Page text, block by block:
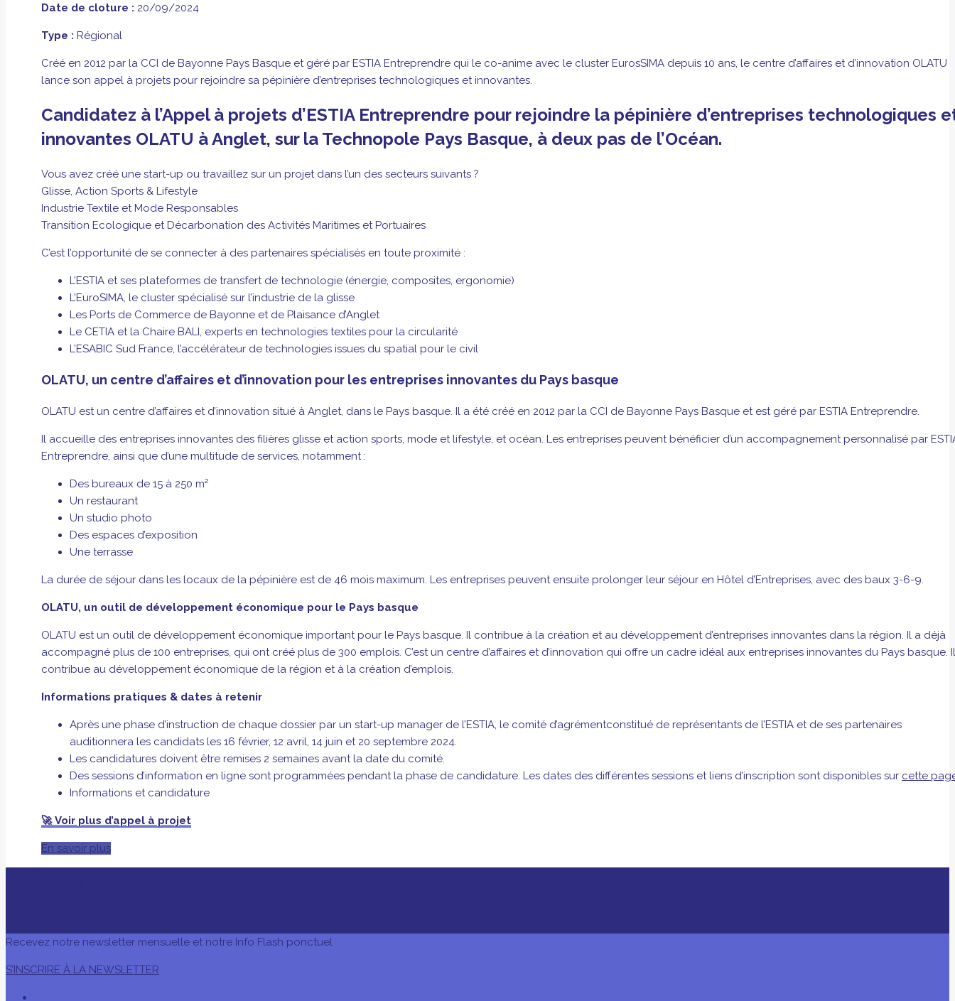
Date de cloture : 20/09/2024
Type : Régional
Créé en 2012 par la CCI de Bayonne Pays Basque et géré par ESTIA Entreprendre qui le co-anime avec le cluster EurosSIMA depuis 10 ans, le centre d’affaires et d’innovation OLATU
lance son appel à projets pour rejoindre sa pépinière d’entreprises technologiques et innovantes.
Candidatez à l’Appel à projets d’ESTIA Entreprendre pour rejoindre la pépinière d’entreprises technologiques
innovantes OLATU à Anglet, sur la Technopole Pays Basque, à deux pas de l’Océan.
Vous avez créé une start-up ou travaillez sur un projet dans l’un des secteurs suivants ?
Glisse, Action Sports & Lifestyle
Industrie Textile et Mode Responsables
Transition Ecologique et Décarbonation des Activités Maritimes et Portuaires
C’est l’opportunité de se connecter à des partenaires spécialisés en toute proximité :
L’ESTIA et ses plateformes de transfert de technologie (énergie, composites, ergonomie)
L’EuroSIMA, le cluster spécialisé sur l’industrie de la glisse
Les Ports de Commerce de Bayonne et de Plaisance d’Anglet
Le CETIA et la Chaire BALI, experts en technologies textiles pour la circularité
L’ESABIC Sud France, l’accélérateur de technologies issues du spatial pour le civil
OLATU, un centre d’affaires et d’innovation pour les entreprises innovantes du Pays basque
OLATU est un centre d’affaires et d’innovation situé à Anglet, dans le Pays basque. Il a été créé en 2012 par la CCI de Bayonne Pays Basque et est géré par ESTIA Entreprendre.
Il accueille des entreprises innovantes des filières glisse et action sports, mode et lifestyle, et océan. Les entreprises peuvent bénéficier d’un accompagnement personnalisé par
Entreprendre, ainsi que d’une multitude de services, notamment :
Des bureaux de 15 à 250 m²
Un restaurant
Un studio photo
Des espaces d’exposition
Une terrasse
La durée de séjour dans les locaux de la pépinière est de 46 mois maximum. Les entreprises peuvent ensuite prolonger leur séjour en Hôtel d’Entreprises, avec des baux 3-6-9.
OLATU, un outil de développement économique pour le Pays basque
OLATU est un outil de développement économique important pour le Pays basque. Il contribue à la création et au développement d’entreprises innovantes dans la région. Il a déjà
accompagné plus de 100 entreprises, qui ont créé plus de 300 emplois. C’est un centre d’affaires et d’innovation qui offre un cadre idéal aux entreprises innovantes du Pays basque. Il
contribue au développement économique de la région et à la création d’emplois.
Informations pratiques & dates à retenir
Après une phase d’instruction de chaque dossier par un start-up manager de l’ESTIA, le comité d’agrémentconstitué de représentants de l’ESTIA et de ses partenaires
auditionnera les candidats les 16 février, 12 avril, 14 juin et 20 septembre 2024.
Les candidatures doivent être remises 2 semaines avant la date du comité.
Des sessions d’information en ligne sont programmées pendant la phase de candidature. Les dates des différentes sessions et liens d’inscription sont disponibles sur cette
Informations et candidature
🚀Voir plus d’appel à projet
En savoir plus
Recevez notre newsletter mensuelle et notre Info Flash ponctuel
S’INSCRIRE À LA NEWSLETTER